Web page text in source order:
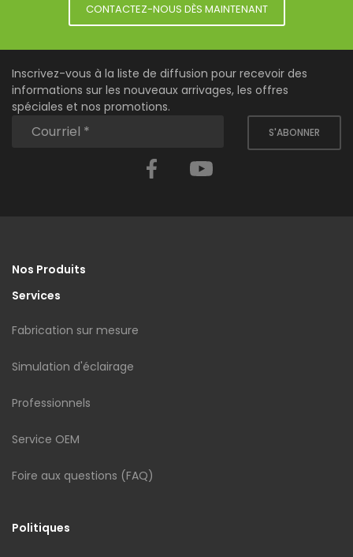
CONTACTEZ-NOUS DÈS MAINTENANT
Inscrivez-vous à la liste de diffusion pour recevoir des
informations sur les nouveaux arrivages, les offres
spéciales et nos promotions.
S'ABONNER
Facebook
Nos Produits
Services
Fabrication sur mesure
Simulation d'éclairage
Professionnels
Service OEM
Foire aux questions (FAQ)
Politiques